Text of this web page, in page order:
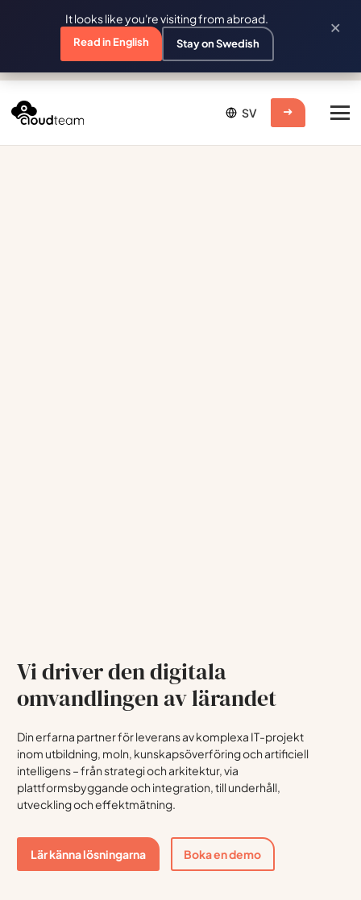
Vi driver den digitala
omvandlingen av lärandet
Din erfarna partner för leverans av komplexa IT-projekt
inom utbildning, moln, kunskapsöverföring och artificiell
intelligens – från strategi och arkitektur, via
plattformsbyggande och integration, till underhåll,
utveckling och effektmätning.
Lär känna lösningarna Boka en demo
It looks like you're visiting from abroad.
Read in English Stay on Swedish
×